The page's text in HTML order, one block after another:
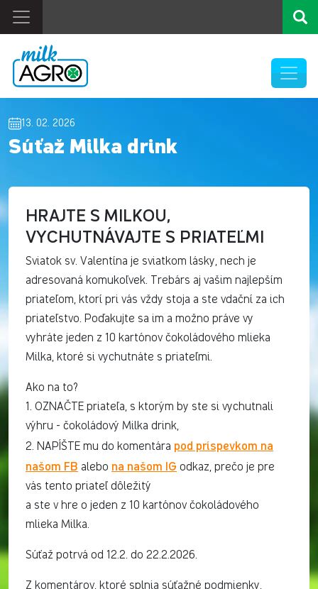
13. 02. 2026
Súťaž Milka drink
HRAJTE S MILKOU,
VYCHUTNÁVAJTE S PRIATEĽMI
Sviatok sv. Valentína je sviatkom lásky, nech je
adresovaná komukoľvek. Trebárs aj vašim najlepším
priateľom, ktorí pri vás vždy stoja a ste vdační za ich
priateľstvo. Poďakujte sa im a možno práve vy
vyhráte jeden z 10 kartónov čokoládového mlieka
Milka, ktoré si vychutnáte s priateľmi.
Ako na to?
1. OZNAČTE priateľa, s ktorým by ste si vychutnali
výhru - čokoládový Milka drink,
2. NAPÍŠTE mu do komentára pod príspevkom na
našom FB alebo na našom IG odkaz, prečo je pre
vás tento priateľ dôležitý
a ste v hre o jeden z 10 kartónov čokoládového
mlieka Milka.
Súťaž potrvá od 12.2. do 22.2.2026.
Z komentárov, ktoré splnia súťažné podmienky,